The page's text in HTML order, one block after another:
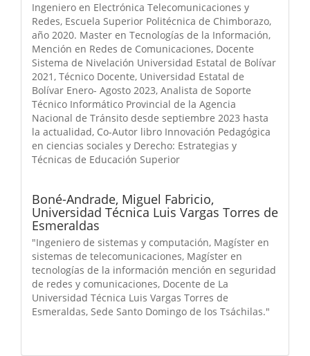
Ingeniero en Electrónica Telecomunicaciones y
Redes, Escuela Superior Politécnica de Chimborazo,
año 2020. Master en Tecnologías de la Información,
Mención en Redes de Comunicaciones, Docente
Sistema de Nivelación Universidad Estatal de Bolívar
2021, Técnico Docente, Universidad Estatal de
Bolívar Enero- Agosto 2023, Analista de Soporte
Técnico Informático Provincial de la Agencia
Nacional de Tránsito desde septiembre 2023 hasta
la actualidad, Co-Autor libro Innovación Pedagógica
en ciencias sociales y Derecho: Estrategias y
Técnicas de Educación Superior
Boné-Andrade, Miguel Fabricio,
Universidad Técnica Luis Vargas Torres de
Esmeraldas
"Ingeniero de sistemas y computación, Magíster en
sistemas de telecomunicaciones, Magíster en
tecnologías de la información mención en seguridad
de redes y comunicaciones, Docente de La
Universidad Técnica Luis Vargas Torres de
Esmeraldas, Sede Santo Domingo de los Tsáchilas."